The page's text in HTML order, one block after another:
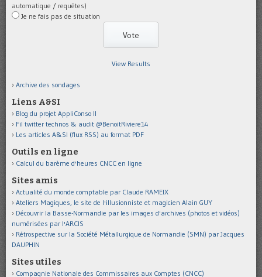
automatique / requêtes)
Je ne fais pas de situation
View Results
Archive des sondages
Liens A&SI
Blog du projet AppliConso II
Fil twitter technos & audit @BenoitRiviere14
Les articles A&SI (flux RSS) au format PDF
Outils en ligne
Calcul du barème d'heures CNCC en ligne
Sites amis
Actualité du monde comptable par Claude RAMEIX
Ateliers Magiques, le site de l'illusionniste et magicien Alain GUY
Découvrir la Basse-Normandie par les images d'archives (photos et vidéos)
numérisées par l'ARCIS
Rétrospective sur la Société Métallurgique de Normandie (SMN) par Jacques
DAUPHIN
Sites utiles
Compagnie Nationale des Commissaires aux Comptes (CNCC)